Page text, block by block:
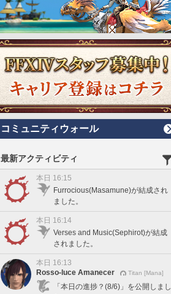
コミュニティウォール
最新アクティビティ
本日 16:15
Furrocious(Masamune)が結成され
ました。
本日 16:14
Verses and Music(Sephirot)が結成
されました。
本日 16:13
Rosso-luce Amanecer
Titan [Mana]
「本日の進捗？(8/6)」を公開しまし